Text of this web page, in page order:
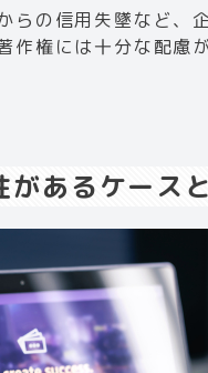
らの信用失墜など、
権には十分な配慮
あるケース